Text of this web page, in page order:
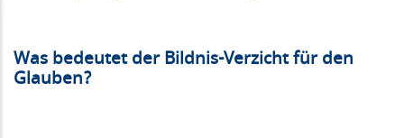
Was bedeutet der Bildnis-Verzicht für den
Glauben?